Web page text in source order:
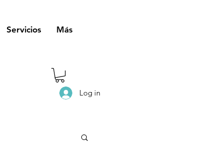
Servicios Más
Log in